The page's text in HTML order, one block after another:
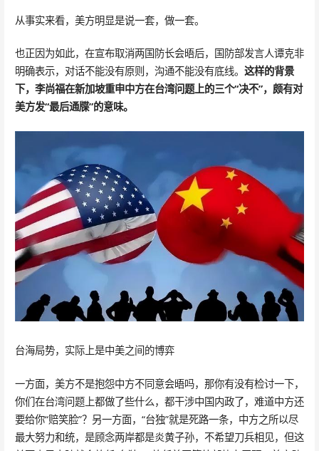
从事实来看，美方明显是说一套，做一套。
也正因为如此，在宣布取消两国防长会晤后，国防部发言人谭克非
明确表示，对话不能没有原则，沟通不能没有底线。 这样的背景
下，李尚福在新加坡重申中方在台湾问题上的三个“决不”，颇有对
美方发“最后通牒”的意味。
台海局势，实际上是中美之间的博弈
一方面，美方不是抱怨中方不同意会晤吗，那你有没有检讨一下，
你们在台湾问题上都做了些什么，都干涉中国内政了，难道中方还
要给你“赔笑脸”？另一方面，“台独”就是死路一条，中方之所以尽
最大努力和统，是顾念两岸都是炎黄子孙，不希望刀兵相见，但这